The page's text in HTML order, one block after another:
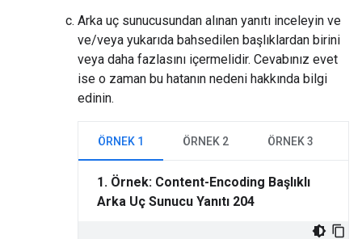
Arka uç sunucusundan alınan yanıtı inceleyin ve
ve/veya yukarıda bahsedilen başlıklardan birini
veya daha fazlasını içermelidir. Cevabınız evet
ise o zaman bu hatanın nedeni hakkında bilgi
edinin.
ÖRNEK 1 ÖRNEK 2 ÖRNEK 3
1. Örnek: Content-Encoding Başlıklı
Arka Uç Sunucu Yanıtı 204